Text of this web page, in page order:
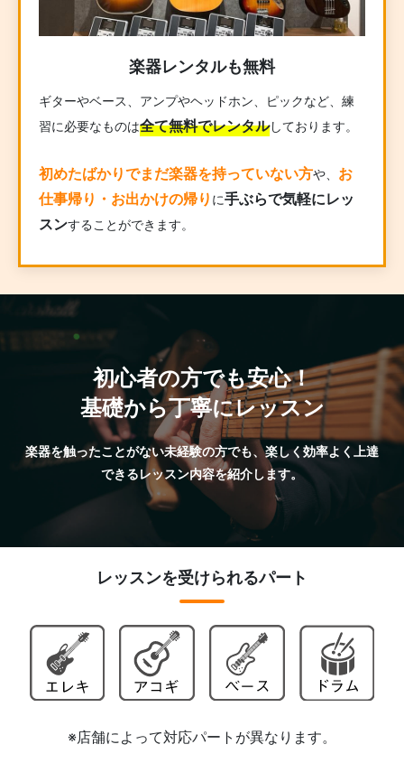
楽器レンタルも無料
ギターやベース、アンプやヘッドホン、ピックなど、練
習に必要なものは全て無料でレンタルしております。
初めたばかりでまだ楽器を持っていない方や、 お
仕事帰り・お出かけの帰り に手ぶらで気軽にレッ
スンすることができます。
初心者の方でも安心！
基礎から丁寧にレッスン
楽器を触ったことがない未経験の方でも、楽しく効率よく上達
できるレッスン内容を紹介します。
レッスンを受けられるパート
※店舗によって対応パートが異なります。